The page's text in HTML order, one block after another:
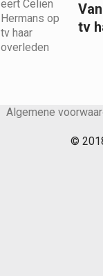
tv
Algemene
©